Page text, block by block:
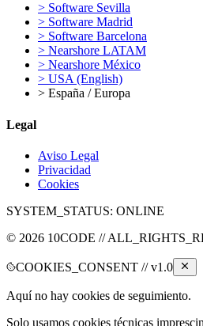
> Software Sevilla
> Software Madrid
> Software Barcelona
> Nearshore LATAM
> Nearshore México
> USA (English)
> España / Europa
Legal
Aviso Legal
Privacidad
Cookies
SYSTEM_STATUS: ONLINE
© 2026 10CODE //
COOKIES_CONSENT // v1.0
Aquí no hay cookies de seguimiento.
Solo usamos cookies técnicas